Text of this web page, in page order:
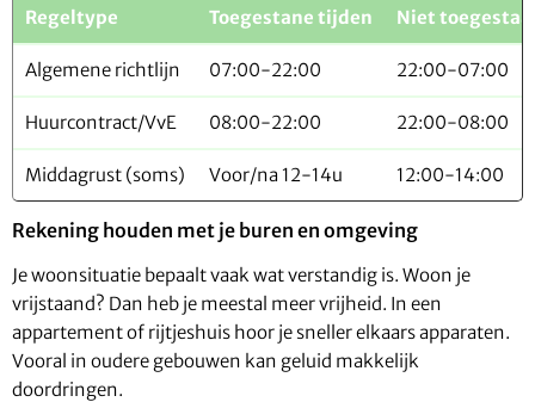
Regeltype Toegestane tijden Niet
Algemene richtlijn 07:00-22:00 22:00-07:00
Huurcontract/VvE 08:00-22:00 22:00-08:00
Middagrust (soms) Voor/na 12-14u 12:00-14:00
Rekening houden met je buren en omgeving
Je woonsituatie bepaalt vaak wat verstandig is. Woon je
vrijstaand? Dan heb je meestal meer vrijheid. In een
appartement of rijtjeshuis hoor je sneller elkaars apparaten.
Vooral in oudere gebouwen kan geluid makkelijk
doordringen.